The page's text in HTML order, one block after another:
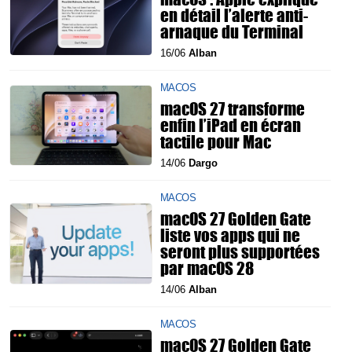
en détail l’alerte anti-
arnaque du Terminal
16/06 Alban
MACOS
macOS 27 transforme
enfin l’iPad en écran
tactile pour Mac
14/06 Dargo
MACOS
macOS 27 Golden Gate
liste vos apps qui ne
seront plus supportées
par macOS 28
14/06 Alban
MACOS
macOS 27 Golden Gate